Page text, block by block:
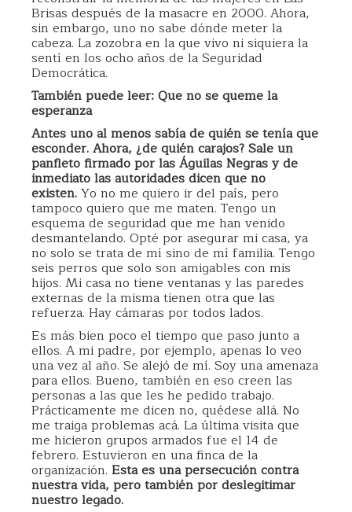
Brisas después de la masacre en 2000. Ahora,
sin embargo, uno no sabe dónde meter la
cabeza. La zozobra en la que vivo ni siquiera la
sentí en los ocho años de la Seguridad
Democrática.
También puede leer: Que no se queme la
esperanza
Antes uno al menos sabía de quién se tenía que
esconder. Ahora, ¿de quién carajos? Sale un
panfleto firmado por las Águilas Negras y de
inmediato las autoridades dicen que no
existen.Yo no me quiero ir del país, pero
tampoco quiero que me maten. Tengo un
esquema de seguridad que me han venido
desmantelando. Opté por asegurar mi casa, ya
no solo se trata de mí sino de mí familia. Tengo
seis perros que solo son amigables con mis
hijos. Mi casa no tiene ventanas y las paredes
externas de la misma tienen otra que las
refuerza. Hay cámaras por todos lados.
Es más bien poco el tiempo que paso junto a
ellos. A mi padre, por ejemplo, apenas lo veo
una vez al año. Se alejó de mí. Soy una amenaza
para ellos. Bueno, también en eso creen las
personas a las que les he pedido trabajo.
Prácticamente me dicen no, quédese allá. No
me traiga problemas acá. La última visita que
me hicieron grupos armados fue el 14 de
febrero. Estuvieron en una finca de la
organización. Esta es una persecución contra
nuestra vida, pero también por deslegitimar
nuestro legado.